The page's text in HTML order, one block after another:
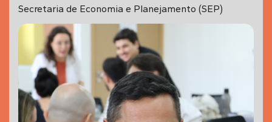
Secretaria de Economia e Planejamento (SEP)